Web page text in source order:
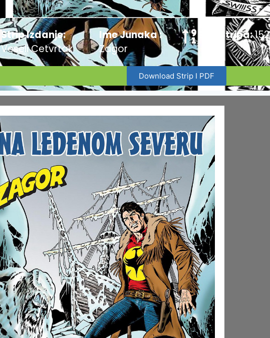
Strip Izdanje:
Veseli Cetvrtak
Ime Junaka :
Zagor
Broj Stripa:152
Download Strip I PDF